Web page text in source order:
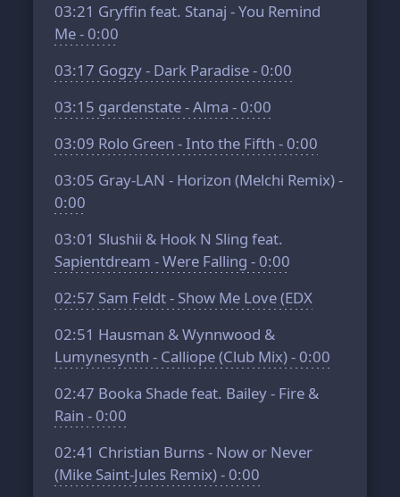
03:21 Gryffin feat. Stanaj - You Remind
Me - 0:00
03:17 Gogzy - Dark Paradise - 0:00
03:15 gardenstate - Alma - 0:00
03:09 Rolo Green - Into the Fifth - 0:00
03:05 Gray-LAN - Horizon (Melchi Remix) -
0:00
03:01 Slushii & Hook N Sling feat.
Sapientdream - Were Falling - 0:00
02:57 Sam Feldt - Show Me Love (EDX
02:51 Hausman & Wynnwood &
Lumynesynth - Calliope (Club Mix) - 0:00
02:47 Booka Shade feat. Bailey - Fire &
Rain - 0:00
02:41 Christian Burns - Now or Never
(Mike Saint-Jules Remix) - 0:00